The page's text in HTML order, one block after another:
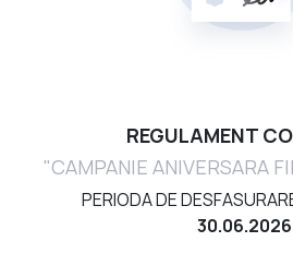
REGULAMENT
"CAMPANIE ANIVERSARA
PERIODA DE
30.06.2026